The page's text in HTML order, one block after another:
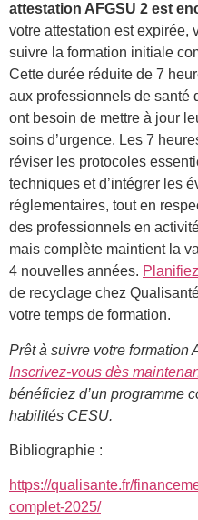
attestation AFGSU 2 est
votre attestation est expirée,
suivre la formation initiale
Cette durée réduite de 7
aux professionnels de santé
ont besoin de mettre à jour
soins d’urgence. Les 7
réviser les protocoles
techniques et d’intégrer les
réglementaires, tout en
des professionnels en
mais complète maintient la
4 nouvelles années.
de recyclage chez
votre temps de formation.
Prêt à suivre votre formation
Inscrivez-vous dès
bénéficiez d’un programme
habilités CESU.
Bibliographie :
https://qualisante.fr/
complet-2025/